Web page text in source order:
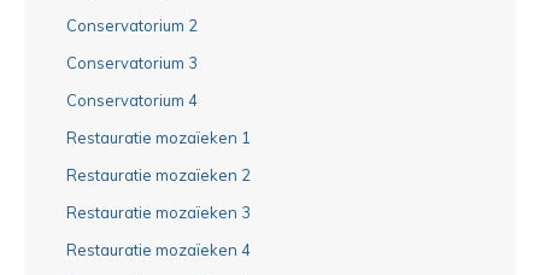
Conservatorium 2
Conservatorium 3
Conservatorium 4
Restauratie mozaïeken 1
Restauratie mozaïeken 2
Restauratie mozaïeken 3
Restauratie mozaïeken 4